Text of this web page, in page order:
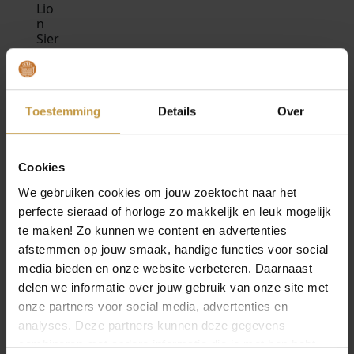
Toestemming Details Over
Cookies
We gebruiken cookies om jouw zoektocht naar het
perfecte sieraad of horloge zo makkelijk en leuk mogelijk
te maken! Zo kunnen we content en advertenties
afstemmen op jouw smaak, handige functies voor social
media bieden en onze website verbeteren. Daarnaast
delen we informatie over jouw gebruik van onze site met
onze partners voor social media, advertenties en
analyses. Deze partners kunnen deze gegevens
combineren met andere informatie die je met hen hebt
MEER VAN COEUR DE LION SIERADEN
€69,00
1x Direct leverbaar, 1
werkdag
€59,00
1x Direct leverbaar, 1
werkdag